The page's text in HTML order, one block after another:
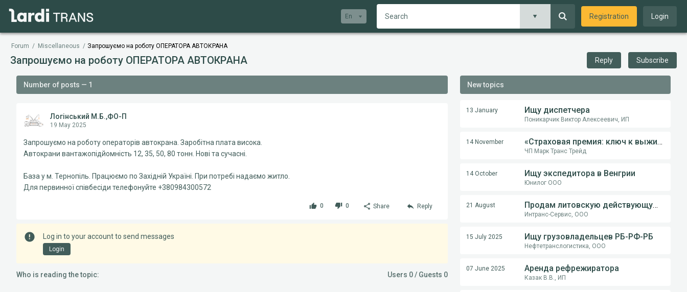
En Registration Login
Forum / Miscellaneous / Запрошуємо на роботу ОПЕРАТОРА АВТОКРАНА
Запрошуємо на роботу ОПЕРАТОРА АВТОКРАНА Reply Subscribe
Number of posts — 1
Логінський М.Б.,ФО-П
19 May 2025
Запрошуємо на роботу операторів автокрана. Заробітна плата висока.
Автокрани вантажопідйомність 12, 35, 50, 80 тонн. Нові та сучасні.
База у м. Тернопіль. Працюємо по Західній Україні. При потребі надаємо житло.
Для первинної співбесіди телефонуйте +380984300572
0 0 Share Reply
Log in to your account to send messages
Login
Who is reading the topic: Users 0 / Guests 0
New topics
13 January Ищу диспетчера
Поникарчик Виктор Алексеевич, ИП
14 November «Страховая премия: ключ к выживанию перевозчика в международной логистике»
ЧП Марк Транс Трейд
14 October Ищу экспедитора в Венгрии
Юнилог ООО
21 August Продам литовскую действующую компанию
Интранс-Сервис, ООО
15 July 2025 Ищу грузовладельцев РБ-РФ-РБ
Нефтетранслогистика, ООО
07 June 2025 Аренда рефрежиратора
Казак В.В., ИП